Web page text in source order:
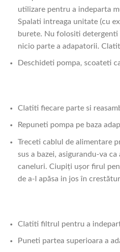
utilizare pentru a indeparta
Spalati intreaga unitate (cu
burete. Nu folositi detergenti
nicio parte a adapatorii.
Deschideti pompa, scoateti
Clatiti fiecare parte si
Repuneti pompa pe baza
Treceti cablul de alimentare
sus a bazei, asigurandu-va
caneluri. Ciupiți ușor firul
de a-l apăsa in jos în
Clatiti filtrul pentru a
Puneti partea superioara a